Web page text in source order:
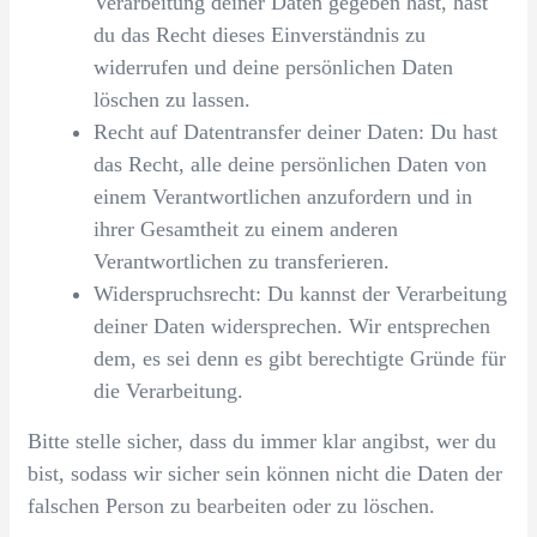
du das Recht dieses Einverständnis zu
widerrufen und deine persönlichen Daten
löschen zu lassen.
Recht auf Datentransfer deiner Daten: Du hast
das Recht, alle deine persönlichen Daten von
einem Verantwortlichen anzufordern und in
ihrer Gesamtheit zu einem anderen
Verantwortlichen zu transferieren.
Widerspruchsrecht: Du kannst der Verarbeitung
deiner Daten widersprechen. Wir entsprechen
dem, es sei denn es gibt berechtigte Gründe für
die Verarbeitung.
Bitte stelle sicher, dass du immer klar angibst, wer du
bist, sodass wir sicher sein können nicht die Daten der
falschen Person zu bearbeiten oder zu löschen.